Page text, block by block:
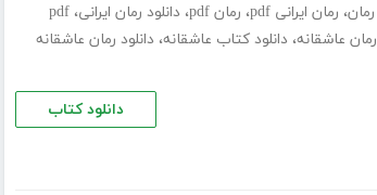
، رمان ایرانی pdf ، رمان pdf ، دانلود رمان ایرانی، pdf
رمان عاشقانه، دانلود کتاب عاشقانه، دانلود رمان عاشقانه
دانلود کتاب